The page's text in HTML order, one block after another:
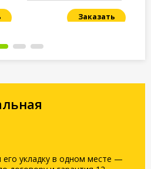
Заказать
укладку в одном месте —